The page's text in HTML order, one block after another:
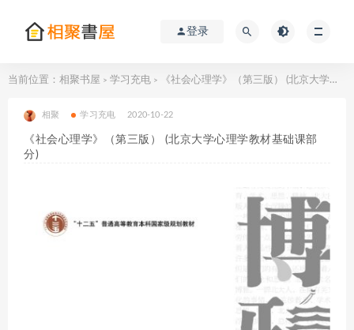
登录
当前位置： 相聚书屋 > 学习充电 > 《社会心理学》（第三版） (北京大学心理学教材基础课部分)
相聚 学习充电 2020-10-22
《社会心理学》（第三版） (北京大学心理学教材基础课部
分)